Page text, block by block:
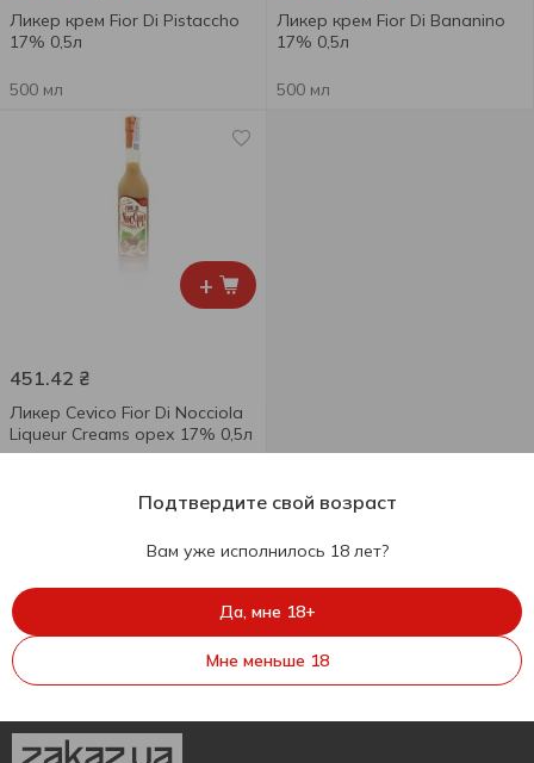
Ликер крем Fior Di Pistaccho
17% 0,5л
500 мл
Ликер крем Fior Di Bananino
17% 0,5л
500 мл
+
451.42 ₴
Ликер Cevico Fior Di Nocciola
Liqueur Creams орех 17% 0,5л
Подтвердите свой возраст
Вам уже исполнилось 18 лет?
Да, мне 18+
Мне меньше 18